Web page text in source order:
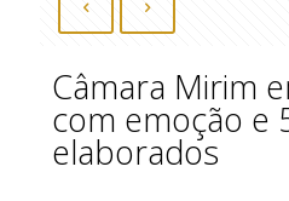
Câmara Mirim
com emoção e
elaborados